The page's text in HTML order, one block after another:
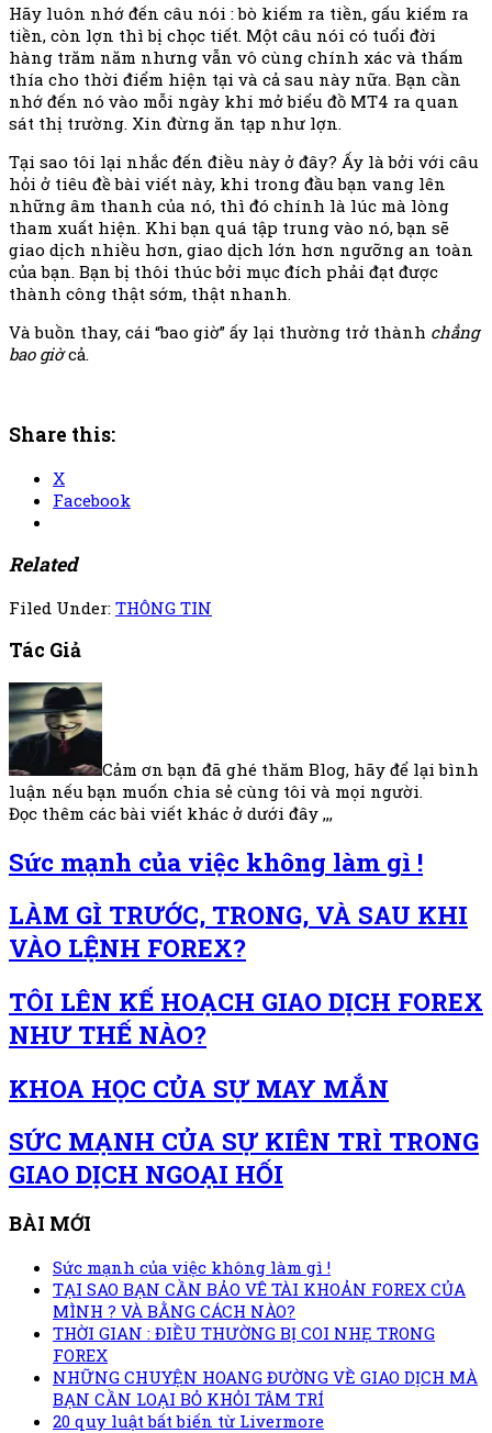
Hãy luôn nhớ đến câu nói : bò kiếm ra tiền, gấu kiếm ra
tiền, còn lợn thì bị chọc tiết. Một câu nói có tuổi đời
hàng trăm năm nhưng vẫn vô cùng chính xác và thấm
thía cho thời điểm hiện tại và cả sau này nữa. Bạn cần
nhớ đến nó vào mỗi ngày khi mở biểu đồ MT4 ra quan
sát thị trường. Xin đừng ăn tạp như lợn.
Tại sao tôi lại nhắc đến điều này ở đây? Ấy là bởi với câu
hỏi ở tiêu đề bài viết này, khi trong đầu bạn vang lên
những âm thanh của nó, thì đó chính là lúc mà lòng
tham xuất hiện. Khi bạn quá tập trung vào nó, bạn sẽ
giao dịch nhiều hơn, giao dịch lớn hơn ngưỡng an toàn
của bạn. Bạn bị thôi thúc bởi mục đích phải đạt được
thành công thật sớm, thật nhanh.
Và buồn thay, cái “bao giờ” ấy lại thường trở thành chẳng
bao giờcả.
Share this:
X
Facebook
Related
Filed Under: THÔNG TIN
Tác Giả
Cảm ơn bạn đã ghé thăm Blog, hãy để lại bình
luận nếu bạn muốn chia sẻ cùng tôi và mọi người.
Đọc thêm các bài viết khác ở dưới đây ,,,
Sức mạnh của việc không làm gì !
LÀM GÌ TRƯỚC, TRONG, VÀ SAU KHI
VÀO LỆNH FOREX?
TÔI LÊN KẾ HOẠCH GIAO DỊCH FOREX
NHƯ THẾ NÀO?
KHOA HỌC CỦA SỰ MAY MẮN
SỨC MẠNH CỦA SỰ KIÊN TRÌ TRONG
GIAO DỊCH NGOẠI HỐI
BÀI MỚI
Sức mạnh của việc không làm gì !
TẠI SAO BẠN CẦN BẢO VÊ TÀI KHOẢN FOREX CỦA
MÌNH ? VÀ BẰNG CÁCH NÀO?
THỜI GIAN : ĐIỀU THƯỜNG BỊ COI NHẸ TRONG
FOREX
NHỮNG CHUYỆN HOANG ĐƯỜNG VỀ GIAO DỊCH MÀ
BẠN CẦN LOẠI BỎ KHỎI TÂM TRÍ
20 quy luật bất biến từ Livermore